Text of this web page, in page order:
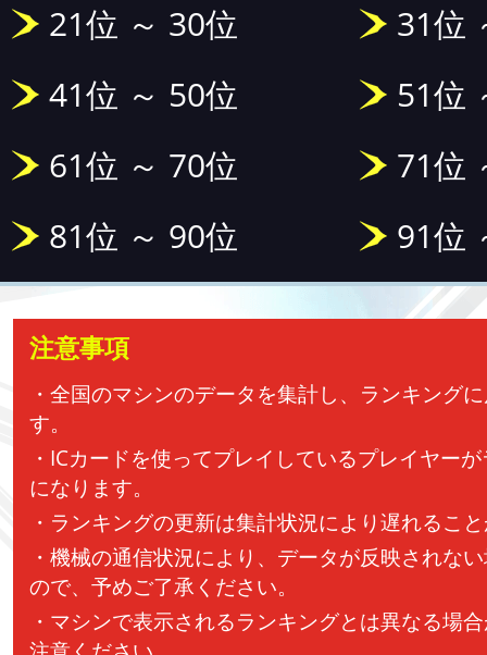
21位 ～ 30位
31位
41位 ～ 50位
51位
61位 ～ 70位
71位
81位 ～ 90位
91位
注意事項
・全国のマシンのデータを集計し、ランキング
す。
・ICカードを使ってプレイしているプレイヤー
になります。
・ランキングの更新は集計状況により遅れるこ
・機械の通信状況により、データが反映されな
ので、予めご了承ください。
・マシンで表示されるランキングとは異なる場